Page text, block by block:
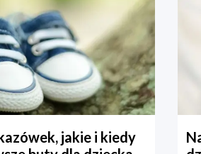
jakie i kiedy